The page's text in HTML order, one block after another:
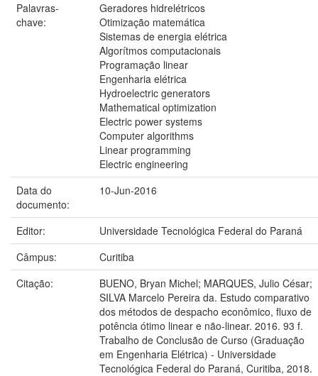
Palavras-
chave:
Geradores hidrelétricos
Otimização matemática
Sistemas de energia elétrica
Algorítmos computacionais
Programação linear
Engenharia elétrica
Hydroelectric generators
Mathematical optimization
Electric power systems
Computer algorithms
Linear programming
Electric engineering
Data do
documento:
10-Jun-2016
Editor:
Universidade Tecnológica Federal do Paraná
Câmpus:
Curitiba
Citação:
BUENO, Bryan Michel; MARQUES, Julio César;
SILVA Marcelo Pereira da. Estudo comparativo
dos métodos de despacho econômico, fluxo de
potência ótimo linear e não-linear. 2016. 93 f.
Trabalho de Conclusão de Curso (Graduação
em Engenharia Elétrica) - Universidade
Tecnológica Federal do Paraná, Curitiba, 2018.